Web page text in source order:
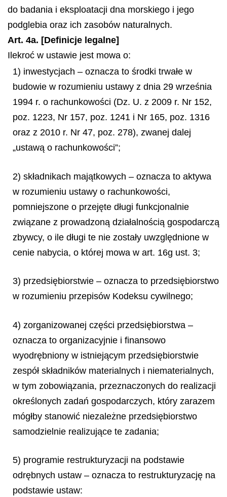
do badania i eksploatacji dna morskiego i jego
podglebia oraz ich zasobów naturalnych.
Art. 4a. [Definicje legalne]
Ilekroć w ustawie jest mowa o:
1) inwestycjach – oznacza to środki trwałe w
budowie w rozumieniu ustawy z dnia 29 września
1994 r. o rachunkowości (Dz. U. z 2009 r. Nr 152,
poz. 1223, Nr 157, poz. 1241 i Nr 165, poz. 1316
oraz z 2010 r. Nr 47, poz. 278), zwanej dalej
„ustawą o rachunkowości”;
2) składnikach majątkowych – oznacza to aktywa
w rozumieniu ustawy o rachunkowości,
pomniejszone o przejęte długi funkcjonalnie
związane z prowadzoną działalnością gospodarczą
zbywcy, o ile długi te nie zostały uwzględnione w
cenie nabycia, o której mowa w art. 16g ust. 3;
3) przedsiębiorstwie – oznacza to przedsiębiorstwo
w rozumieniu przepisów Kodeksu cywilnego;
4) zorganizowanej części przedsiębiorstwa –
oznacza to organizacyjnie i finansowo
wyodrębniony w istniejącym przedsiębiorstwie
zespół składników materialnych i niematerialnych,
w tym zobowiązania, przeznaczonych do realizacji
określonych zadań gospodarczych, który zarazem
mógłby stanowić niezależne przedsiębiorstwo
samodzielnie realizujące te zadania;
5) programie restrukturyzacji na podstawie
odrębnych ustaw – oznacza to restrukturyzację na
podstawie ustaw: